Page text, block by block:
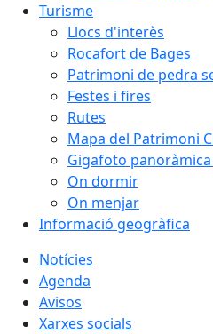
Turisme
Llocs d'interès
Rocafort de Bages
Patrimoni de pedra
Festes i fires
Rutes
Mapa del Patrimoni
Gigafoto
On dormir
On menjar
Informació geogràfica
Notícies
Agenda
Avisos
Xarxes socials